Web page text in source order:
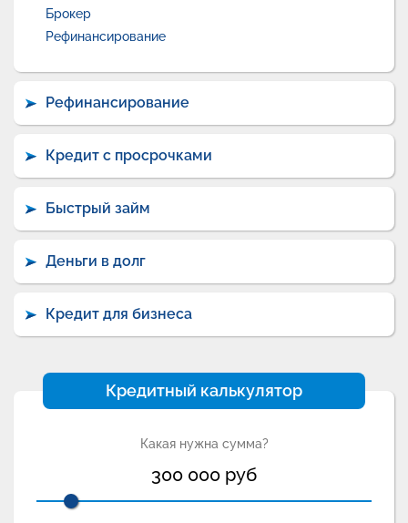
Брокер
Рефинансирование
Рефинансирование
Кредит с просрочками
Быстрый займ
Деньги в долг
Кредит для бизнеса
Кредитный калькулятор
Какая нужна сумма?
300 000 руб